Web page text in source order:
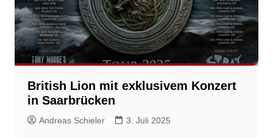
British Lion mit exklusivem Konzert
in Saarbrücken
Andreas Schieler 3. Juli 2025